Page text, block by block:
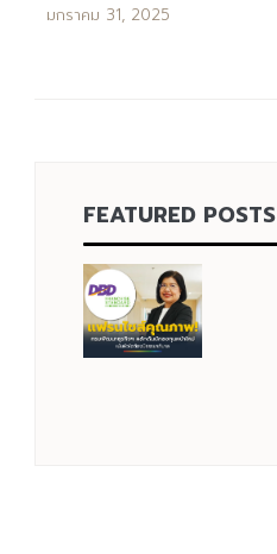
มกราคม 31, 2025
FEATURED POSTS